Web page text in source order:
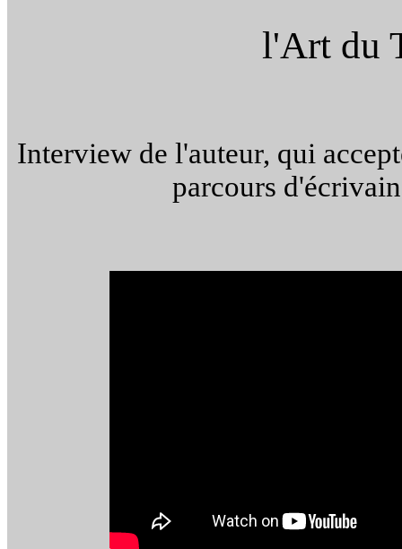
l'Art du
Interview de l'auteur, qui
parcours